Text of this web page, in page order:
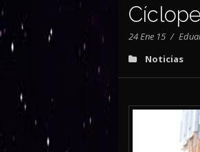
24 Ene 15 /
Noticias